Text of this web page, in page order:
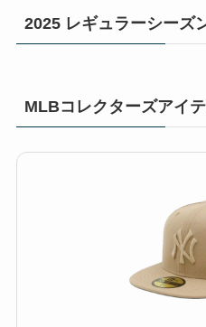
2025 レギュラーシーズ
MLBコレクターズアイ